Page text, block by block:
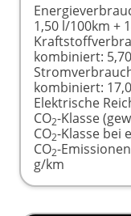
1,50 l/100km +
kombiniert:
kombiniert:
Elektrische
CO2-Klasse
CO2-Klasse bei
CO2-
g/km